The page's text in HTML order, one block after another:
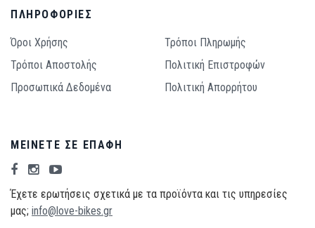
ΠΛΗΡΟΦΟΡΊΕΣ
Όροι Χρήσης
Τρόποι Πληρωμής
Τρόποι Aποστολής
Πολιτική Επιστροφών
Προσωπικά Δεδομένα
Πολιτική Απορρήτου
ΜΕΊΝΕΤΕ ΣΕ ΕΠΑΦΉ
Έχετε ερωτήσεις σχετικά με τα προϊόντα και τις υπηρεσίες
μας; info@love-bikes.gr